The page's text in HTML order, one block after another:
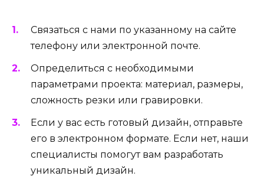
Связаться с нами по указанному на сайте
телефону или электронной почте.
Определиться с необходимыми
параметрами проекта: материал, размеры,
сложность резки или гравировки.
Если у вас есть готовый дизайн, отправьте
его в электронном формате. Если нет, наши
специалисты помогут вам разработать
уникальный дизайн.